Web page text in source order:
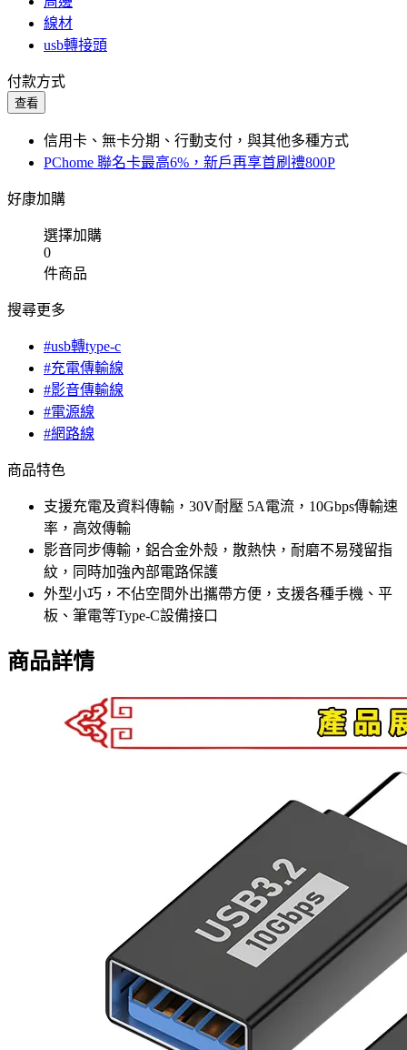
線材
usb轉接頭
付款方式
查看
信用卡、無卡分期、行動支付，與其他多種方式
PChome 聯名卡最高6%，新戶再享首刷禮800P
好康加購
選擇加購
0
件商品
搜尋更多
#usb轉type-c
#充電傳輸線
#影音傳輸線
#電源線
#網路線
商品特色
支援充電及資料傳輸，30V耐壓 5A電流，10Gbps傳輸速
率，高效傳輸
影音同步傳輸，鋁合金外殼，散熱快，耐磨不易殘留指
紋，同時加強內部電路保護
外型小巧，不佔空間外出攜帶方便，支援各種手機、平
板、筆電等Type-C設備接口
商品詳情